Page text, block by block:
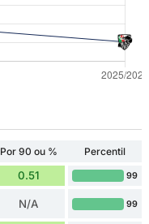
Por 90 ou %
Percentil
0.51 99
N/A 99